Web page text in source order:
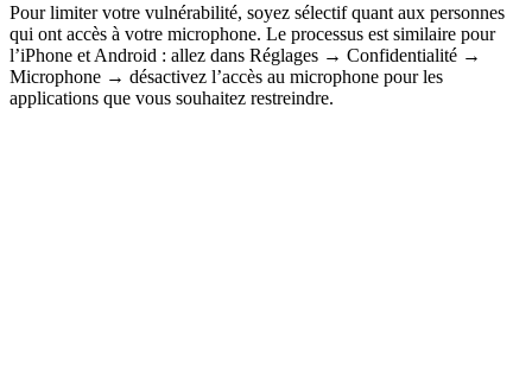
Pour limiter votre vulnérabilité, soyez sélectif quant aux personnes
qui ont accès à votre microphone. Le processus est similaire pour
l’iPhone et Android : allez dans Réglages → Confidentialité →
Microphone → désactivez l’accès au microphone pour les
applications que vous souhaitez restreindre.